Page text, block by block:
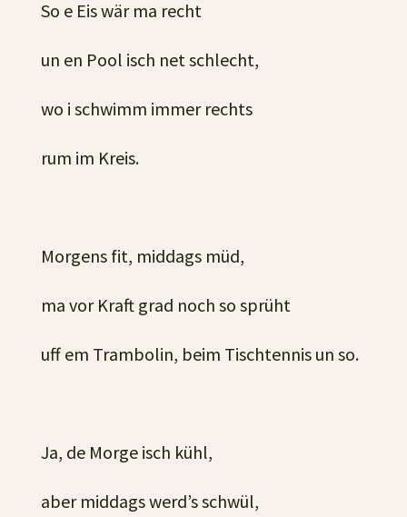
So e Eis wär ma recht
un en Pool isch net schlecht,
wo i schwimm immer rechts
rum im Kreis.
Morgens fit, middags müd,
ma vor Kraft grad noch so sprüht
uff em Trambolin, beim Tischtennis un so.
Ja, de Morge isch kühl,
aber middags werd’s schwül,